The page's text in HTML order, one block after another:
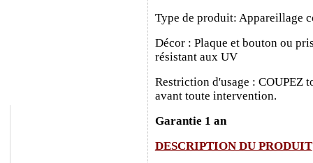
Type de produit: Appareillage
Décor : Plaque et bouton ou
résistant aux UV
Restriction d'usage : COUPEZ
avant toute intervention.
Garantie 1 an
DESCRIPTION DU PRODUIT